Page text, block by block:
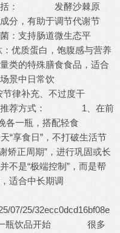
括： 发酵沙棘原
分，有助于调节代谢节
支持肠道微生态平
蛋白，饱腹感与营养
特殊膳食食品，适合
景中日常饮
补充、不过度干
荐方式： 1、在前
各一瓶，搭配轻食
食日”，不打破生活节
周期”，进行巩固或长
“极端控制”，而是帮
适合中长期调
07/25/32ecc0dcd16bf08e
瓶饮品开始 很多